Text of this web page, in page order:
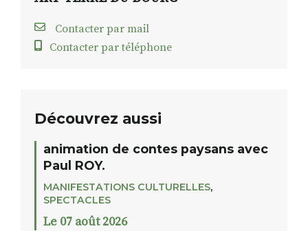
Contacter par mail
Contacter par téléphone
Découvrez aussi
animation de contes paysans avec
Paul ROY.
MANIFESTATIONS CULTURELLES,
SPECTACLES
Le 07 août 2026